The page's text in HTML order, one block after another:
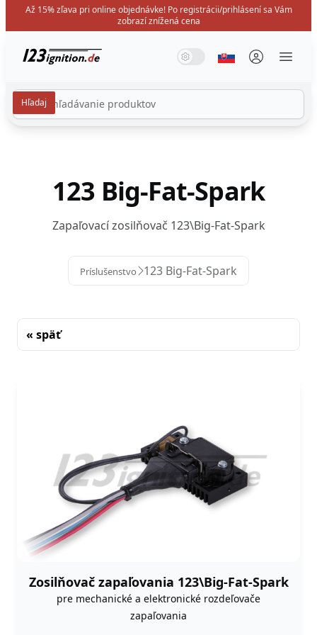
Až 15% zľava pri online objednávke! Po registrácii/prihlásení sa Vám
zobrazí znížená cena
123ignition.de Systémový režim
Svetelný režim
Tmavý režim
Vyberte jazyk
123 Big-Fat-Spark
Zapaľovací zosilňovač 123\Big-Fat-Spark
Príslušenstvo 123 Big-Fat-Spark
« späť
Zosilňovač zapaľovania 123\Big-Fat-Spark
pre mechanické a elektronické rozdeľovače
zapaľovania